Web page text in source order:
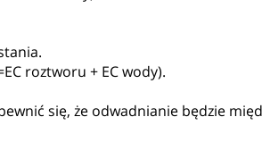
roztworu + EC wody).
się, że odwadnianie będzie